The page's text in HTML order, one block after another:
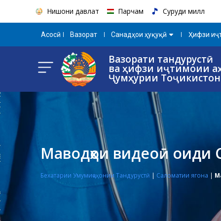
Нишони давлатӣ Парчам Суруди миллӣ
Aсосӣ Вазорат Санадҳои ҳуқуқӣ Ҳифзи
Вазорати тандурустӣ
ва ҳифзи иҷтимоии
Ҷумҳурии Тоҷикистон
Маводҳои видеоӣ оиди
Бехатарии Умумиҷаҳонии Тандурустӣ | Саломатии ягона |